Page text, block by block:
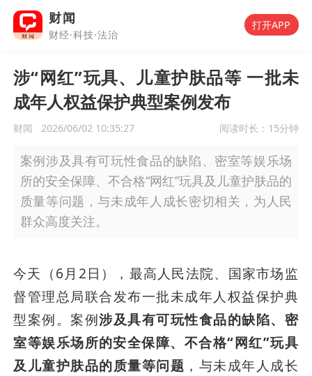
财闻
财经·科技·法治
打开APP
涉“网红”玩具、儿童护肤品等 一批未
成年人权益保护典型案例发布
财闻 2026/06/02 10:35:27 阅读时长： 15分钟
案例涉及具有可玩性食品的缺陷、密室等娱乐场
所的安全保障、不合格“网红”玩具及儿童护肤品的
质量等问题，与未成年人成长密切相关，为人民
群众高度关注。
今天（6月2日），最高人民法院、国家市场监
督管理总局联合发布一批未成年人权益保护典
型案例。案例涉及具有可玩性食品的缺陷、密
室等娱乐场所的安全保障、不合格“网红”玩具
及儿童护肤品的质量等问题 ，与未成年人成长